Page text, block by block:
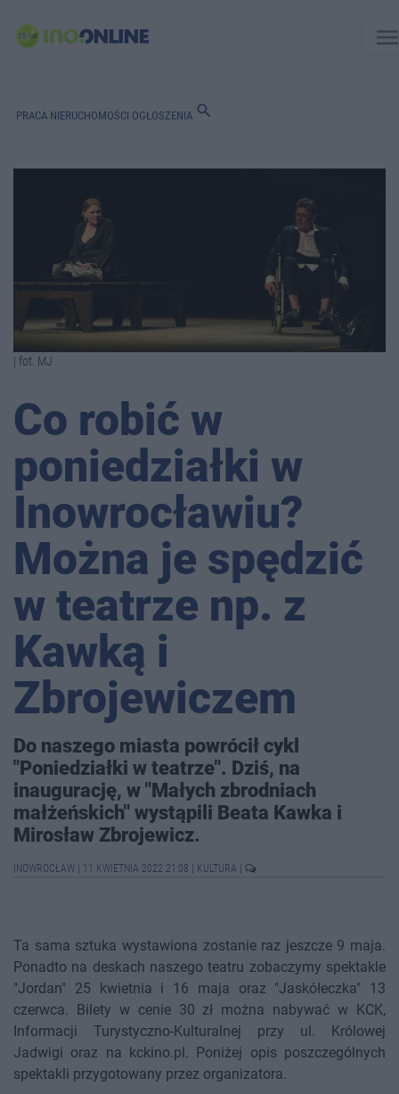
PRACA NIERUCHOMOŚCI OGŁOSZENIA search
| fot. MJ
Co robić w
poniedziałki w
Inowrocławiu?
Można je spędzić
w teatrze np. z
Kawką i
Zbrojewiczem
Do naszego miasta powrócił cykl
"Poniedziałki w teatrze". Dziś, na
inaugurację, w "Małych zbrodniach
małżeńskich" wystąpili Beata Kawka i
Mirosław Zbrojewicz.
INOWROCŁAW 11 KWIETNIA 2022 21:08 KULTURA
Ta sama sztuka wystawiona zostanie raz jeszcze 9 maja.
Ponadto na deskach naszego teatru zobaczymy spektakle
"Jordan" 25 kwietnia i 16 maja oraz "Jaskółeczka" 13
czerwca. Bilety w cenie 30 zł można nabywać w KCK,
Informacji Turystyczno-Kulturalnej przy ul. Królowej
Jadwigi oraz na kckino.pl. Poniżej opis poszczególnych
spektakli przygotowany przez organizatora.